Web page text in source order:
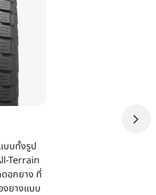
บบทั้งรูป
Terrain
อกยาง ที่
งยางแบบ